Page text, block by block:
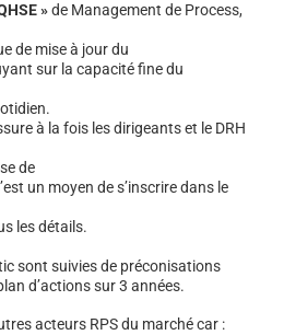
»de Management de Process,
de mise à jour du
sur la capacité fine du
à la fois les dirigeants et le DRH
de
un moyen de s’inscrire dans le
les détails.
sont suivies de préconisations
d’actions sur 3 années.
acteurs RPS du marché car :